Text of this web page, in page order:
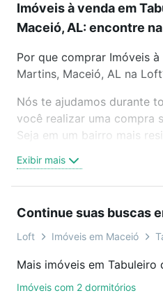
Imóveis à venda em
Maceió, AL: encontre
Por que comprar Imóveis
Martins, Maceió, AL na
Nós te ajudamos durante
você realizar uma compra
Seja em um bairro mais
oferta ideal de Imóveis à
Martins, Maceió, AL para
é grátis, sem compromisso
mais de 46 mil corretores
Como escolher um imóvel?
Exibir mais
Continue suas buscas
Loft Imóveis em Maceió
Imóveis com 2 dormitórios